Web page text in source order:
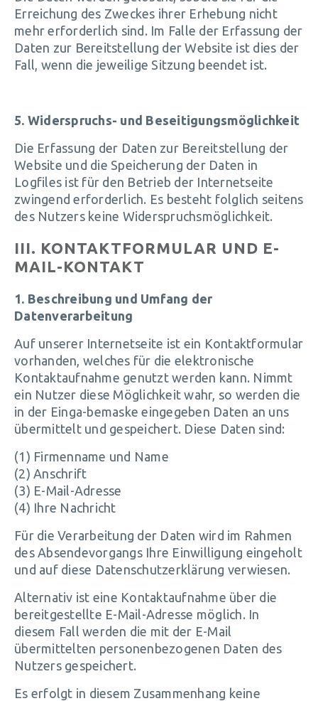
Erreichung des Zweckes ihrer Erhebung nicht
mehr erforderlich sind. Im Falle der Erfassung der
Daten zur Bereitstellung der Website ist dies der
Fall, wenn die jeweilige Sitzung beendet ist.
5. Widerspruchs- und Beseitigungsmöglichkeit
Die Erfassung der Daten zur Bereitstellung der
Website und die Speicherung der Daten in
Logfiles ist für den Betrieb der Internetseite
zwingend erforderlich. Es besteht folglich seitens
des Nutzers keine Widerspruchsmöglichkeit.
III. KONTAKTFORMULAR UND E-
MAIL-KONTAKT
1. Beschreibung und Umfang der
Datenverarbeitung
Auf unserer Internetseite ist ein Kontaktformular
vorhanden, welches für die elektronische
Kontaktaufnahme genutzt werden kann. Nimmt
ein Nutzer diese Möglichkeit wahr, so werden die
in der Einga-bemaske eingegeben Daten an uns
übermittelt und gespeichert. Diese Daten sind:
(1) Firmenname und Name
(2) Anschrift
(3) E-Mail-Adresse
(4) Ihre Nachricht
Für die Verarbeitung der Daten wird im Rahmen
des Absendevorgangs Ihre Einwilligung eingeholt
und auf diese Datenschutzerklärung verwiesen.
Alternativ ist eine Kontaktaufnahme über die
bereitgestellte E-Mail-Adresse möglich. In
diesem Fall werden die mit der E-Mail
übermittelten personenbezogenen Daten des
Nutzers gespeichert.
Es erfolgt in diesem Zusammenhang keine